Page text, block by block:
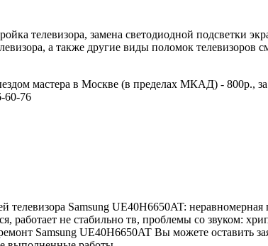
телевизора, замена светодиодной подсветки
а также другие виды поломок телевизоров
мастера в Москве (в пределах МКАД) - 800р.,
60-76
Samsung UE40H6650AT: неравномерная
работает не стабильно тв, проблемы со звуком:
Samsung UE40H6650AT Вы можете оставить